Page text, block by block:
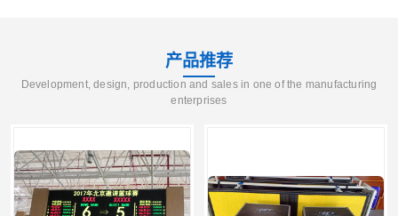
产品推荐
Development, design, production and sales in one of the manufacturing
enterprises